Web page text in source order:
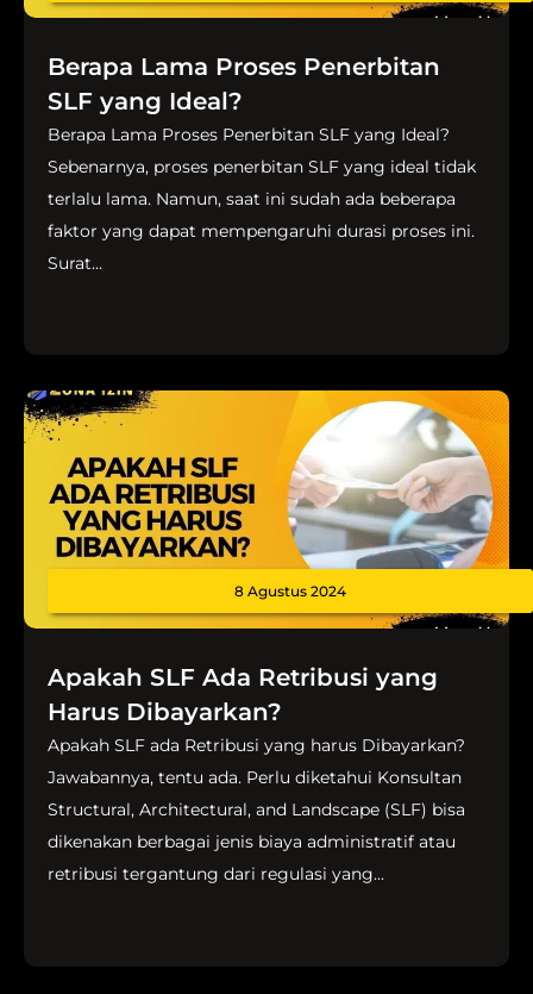
Berapa Lama Proses Penerbitan
SLF yang Ideal?
Berapa Lama Proses Penerbitan SLF yang Ideal?
Sebenarnya, proses penerbitan SLF yang ideal tidak
terlalu lama. Namun, saat ini sudah ada beberapa
faktor yang dapat mempengaruhi durasi proses ini.
Surat...
8 Agustus 2024
Apakah SLF Ada Retribusi yang
Harus Dibayarkan?
Apakah SLF ada Retribusi yang harus Dibayarkan?
Jawabannya, tentu ada. Perlu diketahui Konsultan
Structural, Architectural, and Landscape (SLF) bisa
dikenakan berbagai jenis biaya administratif atau
retribusi tergantung dari regulasi yang...